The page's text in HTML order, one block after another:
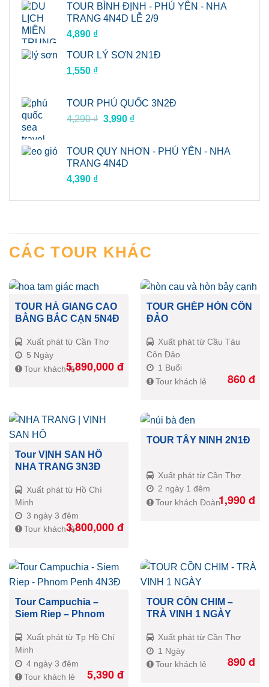
TOUR BÌNH ĐỊNH - PHÚ YÊN - NHA
TRANG 4N4D LỄ 2/9
4,890 ₫
TOUR LÝ SƠN 2N1Đ
1,550 ₫
TOUR PHÚ QUỐC 3N2Đ
4,290₫ Giá
4,290 ₫.
3,990 ₫Giá
là:
TOUR QUY NHƠN - PHÚ YÊN - NHA
TRANG 4N4D
4,390 ₫
CÁC TOUR KHÁC
TOUR HÀ GIANG CAO
BẰNG BẮC CẠN 5N4Đ
Xuất phát từ Cần Thơ
5 Ngày
Tour khách lẻ5,890,000đ
TOUR GHÉP HÒN CÔN
ĐẢO
Xuất phát từ Cầu Tàu
Côn Đảo
1 Buổi
Tour khách lẻ
860đ
Tour VỊNH SAN HÔ
NHA TRANG 3N3Đ
Xuất phát từ Hồ Chí
Minh
3 ngày 3 đêm
Tour khách lẻ3,800,000đ
TOUR TÂY NINH 2N1Đ
Xuất phát từ Cần Thơ
2 ngày 1 đêm
Tour khách Đoàn1,990đ
Tour Campuchia –
Siem Riep – Phnom
Xuất phát từ Tp Hồ Chí
Minh
4 ngày 3 đêm
Tour khách lẻ
5,390đ
TOUR CỒN CHIM –
TRÀ VINH 1 NGÀY
Xuất phát từ Cần Thơ
1 Ngày
Tour khách lẻ
890đ